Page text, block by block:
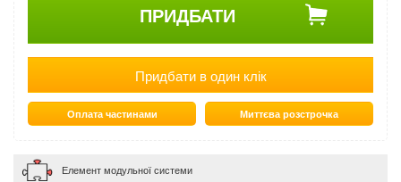
ПРИДБАТИ
Придбати в один клік
Оплата частинами Миттєва розстрочка
Елемент модульної системи